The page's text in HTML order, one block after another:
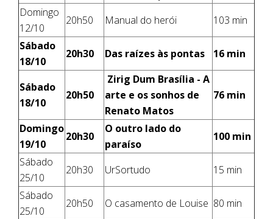
Domingo
12/10
20h50 Manual do herói
103 min
Sábado
18/10
20h30 Das raízes às pontas 16 min
Sábado
18/10
20h50
Zirig Dum Brasília - A
arte e os sonhos de
Renato Matos
76 min
Domingo
19/10
20h30
O outro lado do
paraíso
100 min
Sábado
25/10
20h30 UrSortudo
15 min
Sábado
25/10
20h50 O casamento de Louise 80 min